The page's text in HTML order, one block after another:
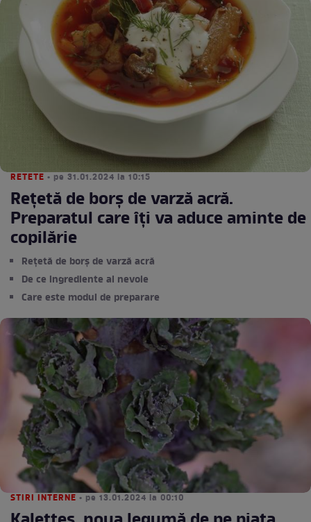
RETETE • pe 31.01.2024 la 10:15
Rețetă de borș de varză acră.
Preparatul care îți va aduce aminte de
copilărie
Rețetă de borș de varză acră
De ce ingrediente ai nevoie
Care este modul de preparare
STIRI INTERNE • pe 13.01.2024 la 00:10